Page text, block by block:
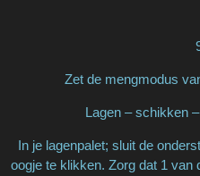
Zet de mengmodus
Lagen – schikken
In je lagenpalet; sluit de
oogje te klikken. Zorg dat 1 van